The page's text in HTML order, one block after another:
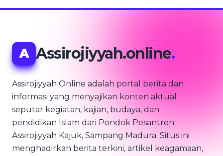
A Assirojiyyah.online.
Assirojiyyah Online adalah portal berita dan
informasi yang menyajikan konten aktual
seputar kegiatan, kajian, budaya, dan
pendidikan Islam dari Pondok Pesantren
Assirojiyyah Kajuk, Sampang Madura. Situs ini
menghadirkan berita terkini, artikel keagamaan,